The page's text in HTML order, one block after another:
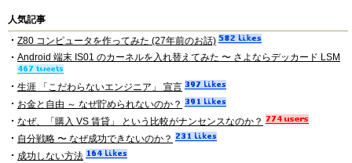
人気記事
Z80 コンピュータを作ってみた (27年前のお話)
Android 端末 IS01 のカーネルを入れ替えてみた 〜 さよならデッカード LSM
生涯 「こだわらないエンジニア」 宣言
お金と自由 ～ なぜ貯められないのか？
なぜ、「購入 VS 賃貸」 という比較がナンセンスなのか？
自分戦略 〜 なぜ成功できないのか？
成功しない方法